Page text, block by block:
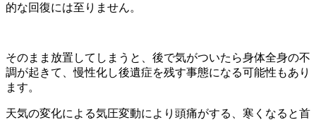
的な回復には至りません。
そのまま放置してしまうと、後で気がついたら身体全身の不
調が起きて、慢性化し後遺症を残す事態になる可能性もあり
ます。
天気の変化による気圧変動により頭痛がする、寒くなると首